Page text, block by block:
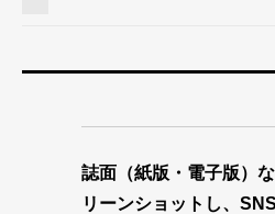
誌面（紙版・電子版）
リーンショットし、